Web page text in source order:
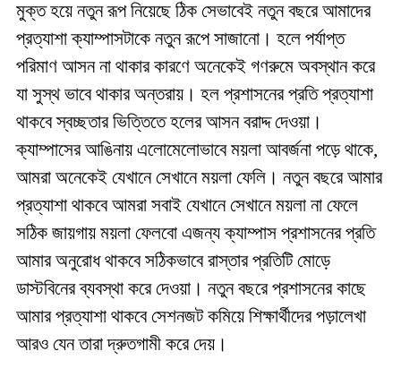
মুক্ত হয়ে নতুন রূপ নিয়েছে ঠিক সেভাবেই নতুন বছরে আমাদের
প্রত্যাশা ক্যাম্পাসটাকে নতুন রূপে সাজানো। হলে পর্যাপ্ত
পরিমাণ আসন না থাকার কারণে অনেকেই গণরুমে অবস্থান করে
যা সুস্থ ভাবে থাকার অন্তরায়। হল প্রশাসনের প্রতি প্রত্যাশা
থাকবে স্বচ্ছতার ভিত্তিতে হলের আসন বরাদ্দ দেওয়া।
ক্যাম্পাসের আঙিনায় এলোমেলোভাবে ময়লা আবর্জনা পড়ে থাকে,
আমরা অনেকেই যেখানে সেখানে ময়লা ফেলি। নতুন বছরে আমার
প্রত্যাশা থাকবে আমরা সবাই যেখানে সেখানে ময়লা না ফেলে
সঠিক জায়গায় ময়লা ফেলবো এজন্য ক্যাম্পাস প্রশাসনের প্রতি
আমার অনুরোধ থাকবে সঠিকভাবে রাস্তার প্রতিটি মোড়ে
ডাস্টবিনের ব্যবস্থা করে দেওয়া। নতুন বছরে প্রশাসনের কাছে
আমার প্রত্যাশা থাকবে সেশনজট কমিয়ে শিক্ষার্থীদের পড়ালেখা
আরও যেন তারা দ্রুতগামী করে দেয়।